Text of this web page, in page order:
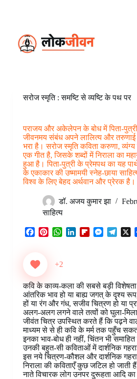
सरोज स्मृति : समष्टि से व्यष्टि के पथ पर
पराजय और अकेलेपन के बोध में पिता-
जीवनमय संबंध अपने लालित्य और
भरा है। सरोज स्मृति कविता करुणा, व्यंग्य
एक गीत है, जिसके शब्दों में निराला का
हुआ है। पिता-पुत्री के प्रेमपथ का यह
के एकाकार की उष्मामयी स्नेह-छाया
विश्व के लिए बेहद अर्थवान और प्रेरक है।
डॉ. अजय कुमार झा
साहित्‍य
e
b
o
o
k
e
s
t
W
t
p
p
I
n
a
r
d
M
g
e
r
r
a
m
X
+2
कवि के काव्य-कला की सबसे बड़ी
आंतरिक भाव हो या बाह्य जगत् के दृश्य
हों या रंग और गंध, सजीव चित्रण हो या
अलग-अलग लगने वाले तत्वों को घुला-
जीवंत चित्र उपस्थित करते हैं कि पढ़ने
माध्यम से से ही कवि के मर्म तक पहुँच
इनका भाव-बोध ही नहीं, चिंतन भी
उनकी बहुत-सी कविताओं में दार्शनिक
इस नये चित्रण-कौशल और दार्शनिक
निराला की कविताएँ कुछ जटिल हो
नाते विचारक लोग उनपर दुरूहता आदि